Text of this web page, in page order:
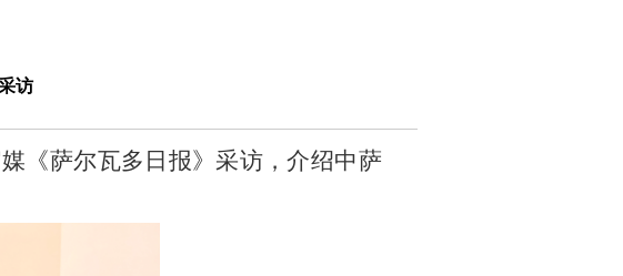
访
《萨尔瓦多日报》采访，介绍中萨